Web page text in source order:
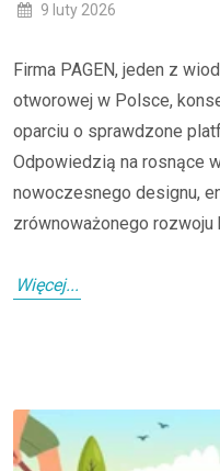
9 luty 2026
Firma PAGEN, jeden z
otworowej w Polsce,
oparciu o sprawdzone
Odpowiedzią na rosnące
nowoczesnego designu,
zrównoważonego rozwoju
Więcej...